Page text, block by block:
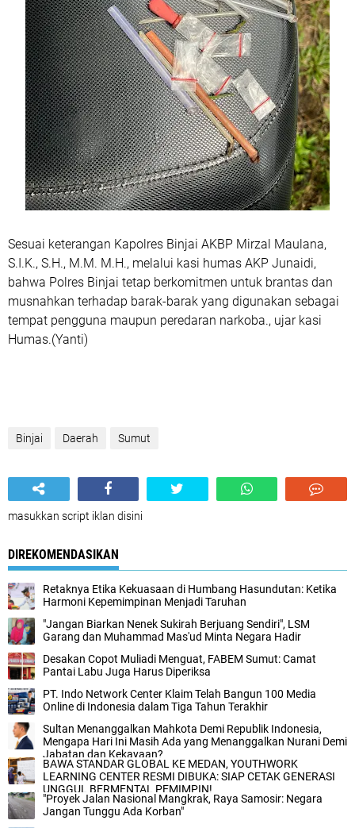
‎Sesuai keterangan Kapolres Binjai AKBP Mirzal Maulana,
S.I.K., S.H., M.M. M.H., melalui kasi humas AKP Junaidi,
bahwa Polres Binjai tetap berkomitmen untuk brantas dan
musnahkan terhadap barak-barak yang digunakan sebagai
tempat pengguna maupun peredaran narkoba., ujar kasi
Humas.(Yanti)
Binjai Daerah Sumut
masukkan script iklan disini
DIREKOMENDASIKAN
Retaknya Etika Kekuasaan di Humbang Hasundutan: Ketika
Harmoni Kepemimpinan Menjadi Taruhan
"Jangan Biarkan Nenek Sukirah Berjuang Sendiri", LSM
Garang dan Muhammad Mas'ud Minta Negara Hadir
Desakan Copot Muliadi Menguat, FABEM Sumut: Camat
Pantai Labu Juga Harus Diperiksa
PT. Indo Network Center Klaim Telah Bangun 100 Media
Online di Indonesia dalam Tiga Tahun Terakhir
Sultan Menanggalkan Mahkota Demi Republik Indonesia,
Mengapa Hari Ini Masih Ada yang Menanggalkan Nurani Demi
Jabatan dan Kekayaan?
BAWA STANDAR GLOBAL KE MEDAN, YOUTHWORK
LEARNING CENTER RESMI DIBUKA: SIAP CETAK GENERASI
UNGGUL BERMENTAL PEMIMPIN!
"Proyek Jalan Nasional Mangkrak, Raya Samosir: Negara
Jangan Tunggu Ada Korban"